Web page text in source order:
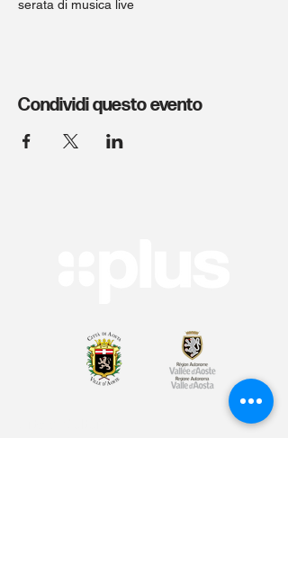
serata di musica live
Condividi questo evento